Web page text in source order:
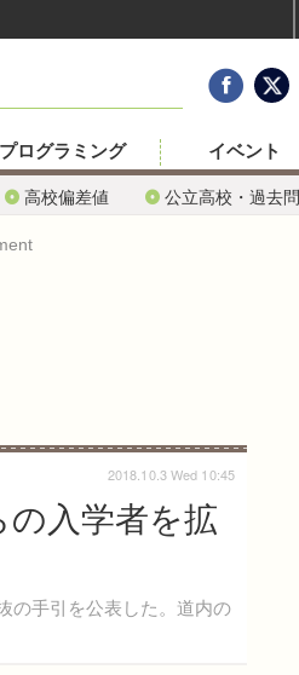
高校偏差値 公立高校・過去問
プログラミング イベント
の入学者を拡
の手引を公表した。道内の
2018.10.3 Wed 10:45